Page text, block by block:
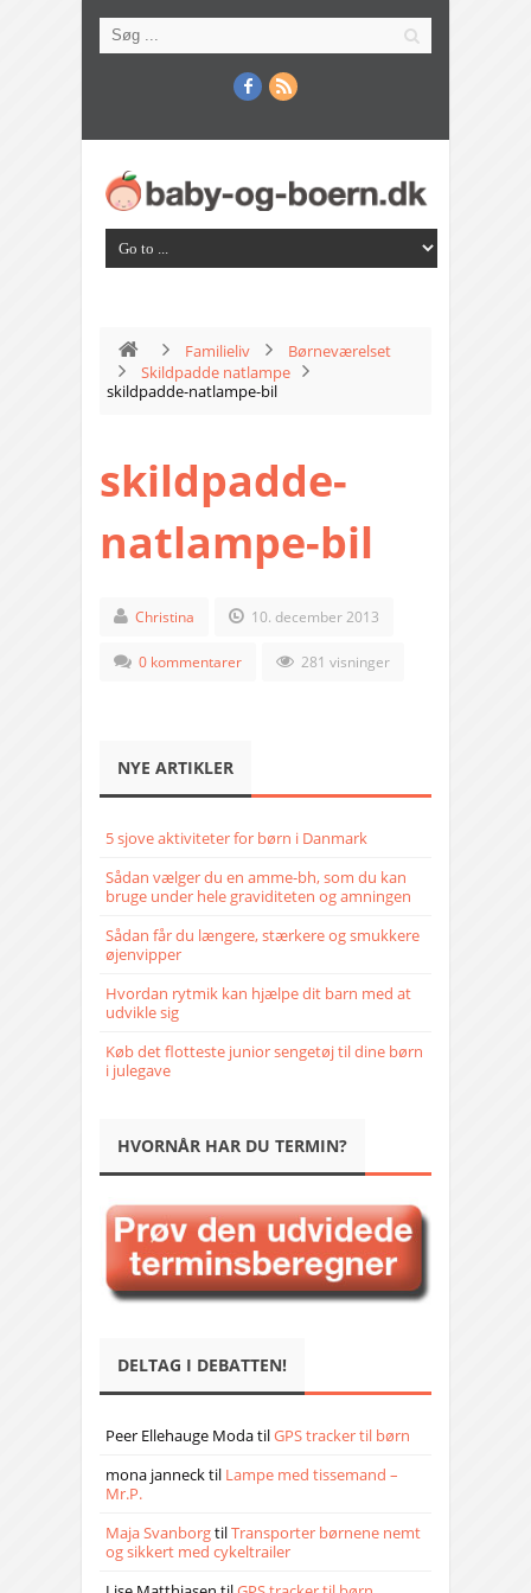
Familieliv
Børneværelset
Skildpadde natlampe
skildpadde-natlampe-bil
skildpadde-
natlampe-bil
Christina 10. december 2013
0 kommentarer 281 visninger
NYE ARTIKLER
5 sjove aktiviteter for børn i Danmark
Sådan vælger du en amme-bh, som du kan
bruge under hele graviditeten og amningen
Sådan får du længere, stærkere og smukkere
øjenvipper
Hvordan rytmik kan hjælpe dit barn med at
udvikle sig
Køb det flotteste junior sengetøj til dine børn
i julegave
HVORNÅR HAR DU TERMIN?
DELTAG I DEBATTEN!
Peer Ellehauge ModatilGPS tracker til børn
mona jannecktil Lampe med tissemand –
Mr.P.
Maja SvanborgtilTransporter børnene nemt
og sikkert med cykeltrailer